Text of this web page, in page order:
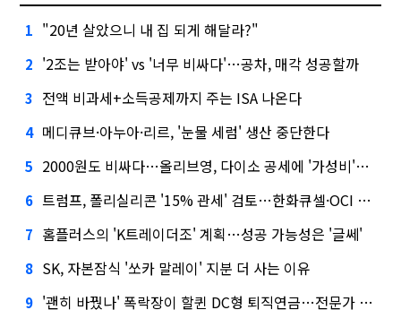
1 "20년 살았으니 내 집 되게 해달라?"
2 '2조는 받아야' vs '너무 비싸다'…공차, 매각 성공할까
3 전액 비과세+소득공제까지 주는 ISA 나온다
4 메디큐브·아누아·리르, '눈물 세럼' 생산 중단한다
5 2000원도 비싸다…올리브영, 다이소 공세에 '가성비'로 맞불
6 트럼프, 폴리실리콘 '15% 관세' 검토…한화큐셀·OCI 영향은?
7 홈플러스의 'K트레이더조' 계획…성공 가능성은 '글쎄'
8 SK, 자본잠식 '쏘카 말레이' 지분 더 사는 이유
9 '괜히 바꿨나' 폭락장이 할퀸 DC형 퇴직연금…전문가 조언은